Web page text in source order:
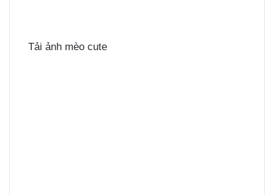
Tải ảnh mèo cute